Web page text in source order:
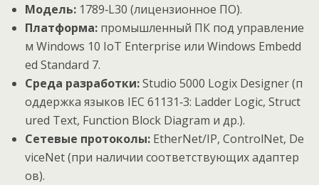
Модель: 1789‑L30 (лицензионное ПО).
Платформа: промышленный ПК под управление
м Windows 10 IoT Enterprise или Windows Embedd
ed Standard 7.
Среда разработки:Studio 5000 Logix Designer(п
оддержка языков IEC 61131‑3: Ladder Logic, Struct
ured Text, Function Block Diagram и др.).
Сетевые протоколы: EtherNet/IP, ControlNet, De
viceNet(при наличии соответствующихадаптер
ов).